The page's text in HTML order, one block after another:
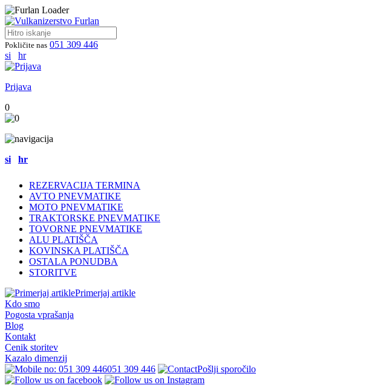
Pokličite nas 051 309 446
si
hr
Prijava
0
si hr
REZERVACIJA TERMINA
AVTO PNEVMATIKE
MOTO PNEVMATIKE
TRAKTORSKE PNEVMATIKE
TOVORNE PNEVMATIKE
ALU PLATIŠČA
KOVINSKA PLATIŠČA
OSTALA PONUDBA
STORITVE
Primerjaj artikle
Kdo smo
Pogosta vprašanja
Blog
Kontakt
Cenik storitev
Kazalo dimenzij
051 309 446
Pošlji sporočilo